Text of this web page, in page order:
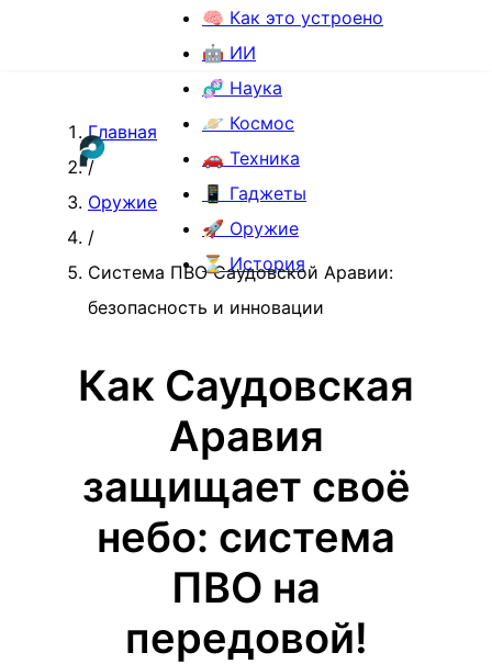
🧠 Как это устроено
🤖 ИИ
🧬 Наука
🪐 Космос
🚗 Техника
📱 Гаджеты
🚀 Оружие
⏳ История
Главная
/
Оружие
/
Система ПВО Саудовской Аравии:
безопасность и инновации
Как Саудовская
Аравия
защищает своё
небо: система
ПВО на
передовой!